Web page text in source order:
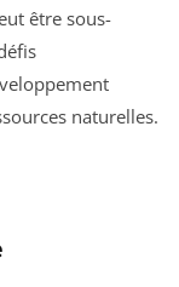
être sous-
naturelles.